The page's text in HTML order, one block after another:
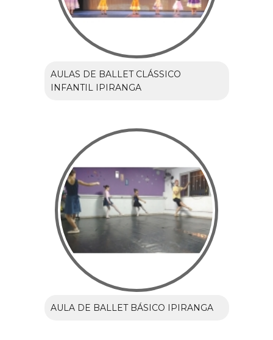
AULAS DE BALLET CLÁSSICO
INFANTIL IPIRANGA
AULA DE BALLET BÁSICO IPIRANGA